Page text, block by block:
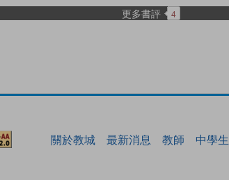
更多書評 4
關於教城 最新消息 教師 中學生